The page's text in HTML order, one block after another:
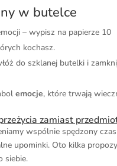
w butelce
– wypisz na papierze 10
kochasz.
do szklanej butelki i
emocje, które trwają
zamiast
wspólnie spędzony czas
upominki. Oto kilka
siebie.